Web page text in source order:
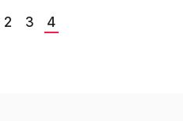
2 3 4